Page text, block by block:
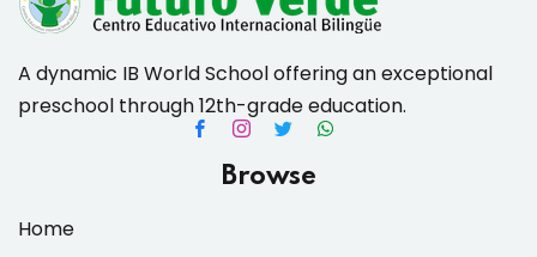
A dynamic IB World School offering an exceptional
preschool through 12th-grade education.
Browse
Home